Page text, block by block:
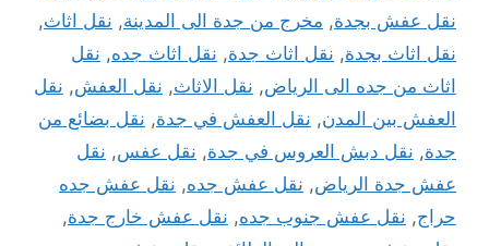
نقل عفش بجدة, مخرج من جدة الى المدينة, نقل اثاث,
نقل اثاث بجدة, نقل اثاث جدة, نقل اثاث جده, نقل
اثاث من جده الى الرياض, نقل الاثاث, نقل العفش, نقل
العفش بين المدن, نقل العفش في جدة, نقل بضائع من
جدة, نقل دبش العروس في جدة, نقل عفس, نقل
عفش جدة الرياض, نقل عفش جده, نقل عفش جده
حراج, نقل عفش جنوب جده, نقل عفش خارج جدة,